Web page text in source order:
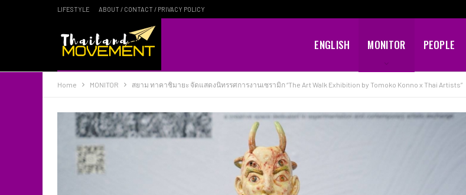
LIFESTYLE ABOUT / CONTACT / PRIVACY POLICY
ENGLISH MONITOR PEOPLE
Home MONITOR สยาม ทาคาชิมายะ จัดแสดงนิทรรศการงานเซรามิก “The Art Walk Exhibition by Tomoko Konno x Thai Artists”